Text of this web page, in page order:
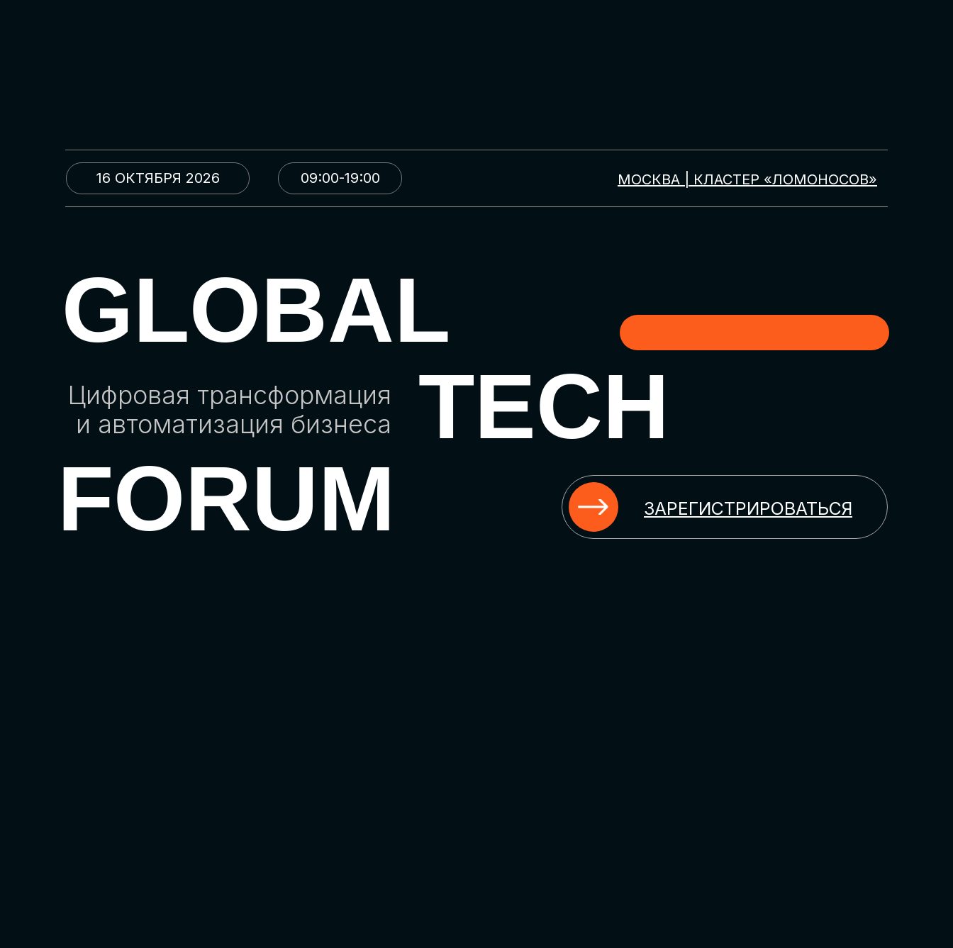
МОСКВА | КЛАСТЕР «ЛОМОНОСОВ»
GLOBAL
TECH
FORUM
Цифровая трансформация
и автоматизация бизнеса
ЗАРЕГИСТРИРОВАТЬСЯ
09:00-19:00
16 ОКТЯБРЯ 2026